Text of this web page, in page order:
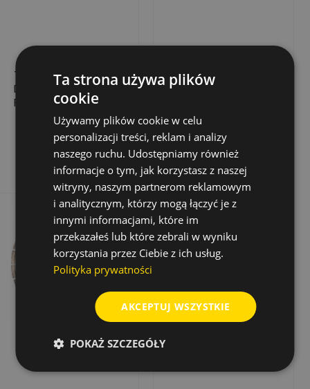
TARCZA
DIAMENTOWA
PROFICUT DO CIĘCIA
BETONU,
450X25,4X15 MM
Cena
312,42 zł
Dodaj do koszyka
TARCZA
DIAMENTOWA DO
PRECYZYJNIE
UŁOŻONYM
DIAMENTEM, PREMIUM,
350 MM X 25,4 MM
Cena
615,00 zł
Dodaj do koszyka
Ta strona używa plików
cookie
Używamy plików cookie w celu
personalizacji treści, reklam i analizy
naszego ruchu. Udostępniamy również
informacje o tym, jak korzystasz z naszej
witryny, naszym partnerom reklamowym
i analitycznym, którzy mogą łączyć je z
innymi informacjami, które im
przekazałeś lub które zebrali w wyniku
korzystania przez Ciebie z ich usług.
Polityka prywatności
AKCEPTUJ WSZYSTKIE
POKAŻ SZCZEGÓŁY